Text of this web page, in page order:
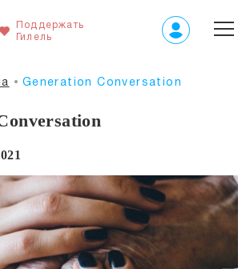
Поддержать
Гилель
Generation Conversation